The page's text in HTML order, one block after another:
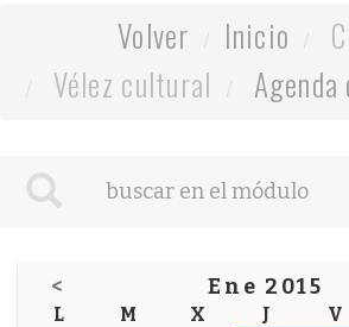
Volver Inicio
Vélez cultural
< Ene 2015
L M X J V